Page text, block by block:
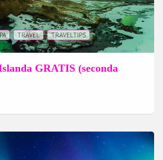
TRAVEL TRAVELTIPS
GRATIS (seconda